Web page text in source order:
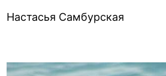
Настасья Самбурская